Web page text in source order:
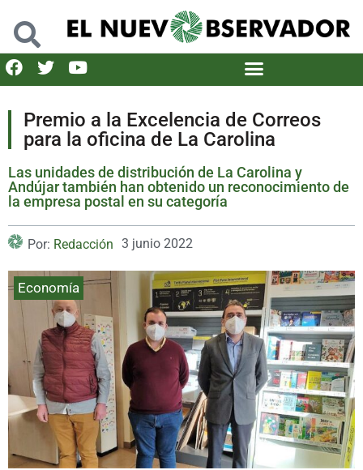
Premio a la Excelencia de Correos
para la oficina de La Carolina
Las unidades de distribución de La Carolina y
Andújar también han obtenido un reconocimiento de
la empresa postal en su categoría
Por: Redacción 3 junio 2022
Economía